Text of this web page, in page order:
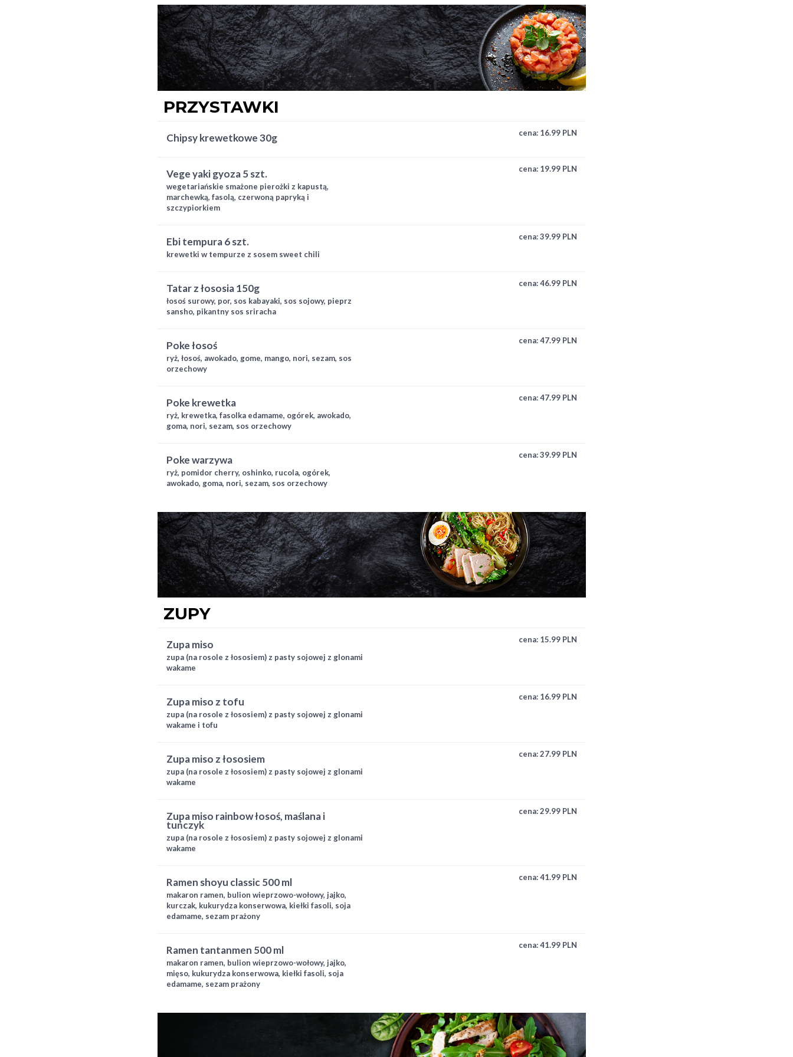
pieczony 4x hosomaki ogórek 4x hosomaki surimi 4x
hosomaki maślana 4x hosomaki łosoś 4x hosomaki
awokado 4x hosomaki oshinko 1x gunkan łosoś 1x
gunkan wakame 4x gold california łosoś (awocado) 4x
gold california ogórek (łosoś)
PRZYSTAWKI
chipsy krewetkowe 30g cena: 16.99 PLN
vege yaki gyoza 5 szt.
wegetariańskie smażone pierożki z kapustą,
marchewką, fasolą, czerwoną papryką i
szczypiorkiem
cena: 19.99 PLN
ebi tempura 6 szt.
krewetki w tempurze z sosem sweet chili
cena:39.99 PLN
tatar z łososia 150g
łosoś surowy, por, sos kabayaki, sos sojowy, pieprz
sansho, pikantny sos sriracha
cena:46.99 PLN
poke łosoś
ryż, łosoś, awokado, gome, mango, nori, sezam, sos
orzechowy
cena:47.99 PLN
poke krewetka
ryż, krewetka, fasolka edamame, ogórek, awokado,
goma, nori, sezam, sos orzechowy
cena:47.99 PLN
poke warzywa
ryż, pomidor cherry, oshinko, rucola, ogórek,
awokado, goma, nori, sezam, sos orzechowy
cena:39.99 PLN
ZUPY
zupa miso
zupa (na rosole z łososiem) z pasty sojowej z glonami
wakame
cena: 15.99 PLN
zupa miso z tofu
zupa (na rosole z łososiem) z pasty sojowej z glonami
wakame i tofu
cena: 16.99 PLN
zupa miso z łososiem
zupa (na rosole z łososiem) z pasty sojowej z glonami
wakame
cena:27.99 PLN
zupa miso rainbow łosoś, maślana i
tuńczyk
zupa (na rosole z łososiem) z pasty sojowej z glonami
wakame
cena:29.99 PLN
ramen shoyu classic 500 ml
makaron ramen, bulion wieprzowo-wołowy, jajko,
kurczak, kukurydza konserwowa, kiełki fasoli, soja
edamame, sezam prażony
cena:41.99 PLN
ramen tantanmen 500 ml
makaron ramen, bulion wieprzowo-wołowy, jajko,
mięso, kukurydza konserwowa, kiełki fasoli, soja
edamame, sezam prażony
cena:41.99 PLN